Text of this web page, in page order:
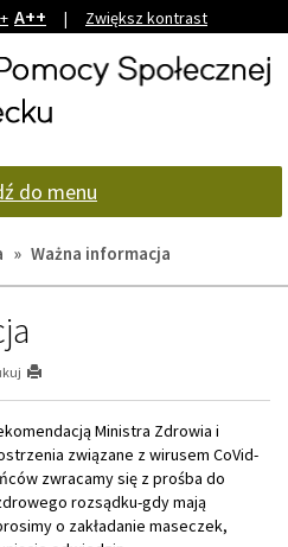
A++ | Zwiększ kontrast
do menu
» Ważna informacja
Ministra Zdrowia i
związane z wirusem CoVid-
zwracamy się z prośba do
rozsądku-gdy mają
o zakładanie maseczek,